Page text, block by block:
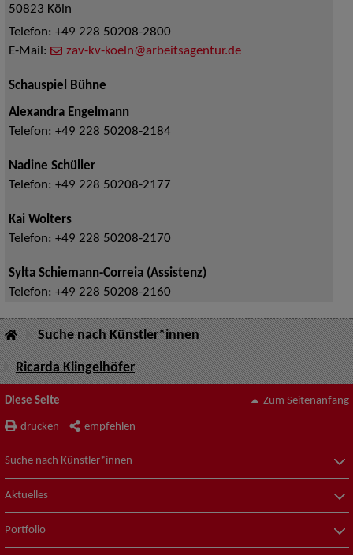
50823 Köln
Telefon: +49 228 50208-2800
E-Mail:
zav-kv-koeln@arbeitsagentur.de
Schauspiel Bühne
Alexandra Engelmann
Telefon: +49 228 50208-2184
Nadine Schüller
Telefon: +49 228 50208-2177
Kai Wolters
Telefon: +49 228 50208-2170
Sylta Schiemann-Correia (Assistenz)
Telefon: +49 228 50208-2160
Suche nach Künstler*innen
Ricarda Klingelhöfer
Diese Seite
drucken empfehlen
Zum Seitenanfang
Suche nach Künstler*innen
Aktuelles
Portfolio